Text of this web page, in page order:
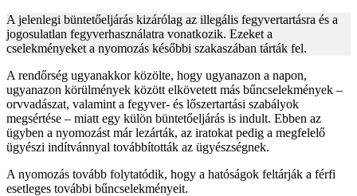
A jelenlegi büntetőeljárás kizárólag az illegális fegyvertartásra és a
jogosulatlan fegyverhasználatra vonatkozik. Ezeket a
cselekményeket a nyomozás későbbi szakaszában tárták fel.
A rendőrség ugyanakkor közölte, hogy ugyanazon a napon,
ugyanazon körülmények között elkövetett más bűncselekmények –
orvvadászat, valamint a fegyver- és lőszertartási szabályok
megsértése – miatt egy külön büntetőeljárás is indult. Ebben az
ügyben a nyomozást már lezárták, az iratokat pedig a megfelelő
ügyészi indítvánnyal továbbították az ügyészségnek.
A nyomozás tovább folytatódik, hogy a hatóságok feltárják a férfi
esetleges további bűncselekményeit.